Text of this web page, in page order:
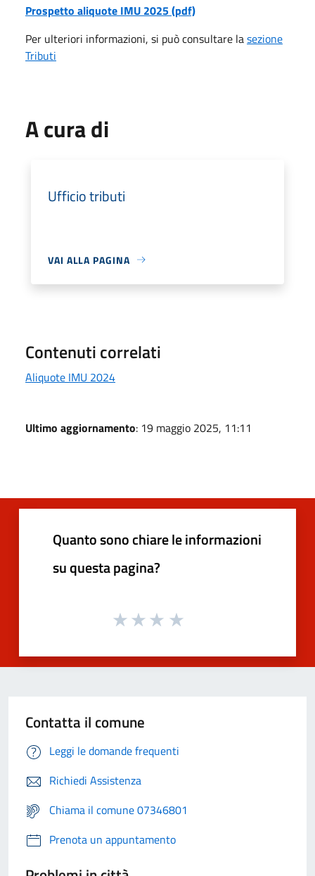
Prospetto aliquote IMU 2025 (pdf)
Per ulteriori informazioni, si può consultare lasezione
Tributi
A cura di
Ufficio tributi
VAI ALLA PAGINA
Contenuti correlati
Aliquote IMU 2024
Ultimo aggiornamento: 19 maggio 2025, 11:11
Quanto sono chiare le informazioni
su questa pagina?
Contatta il comune
Leggi le domande frequenti
Richiedi Assistenza
Chiama il comune 07346801
Prenota un appuntamento